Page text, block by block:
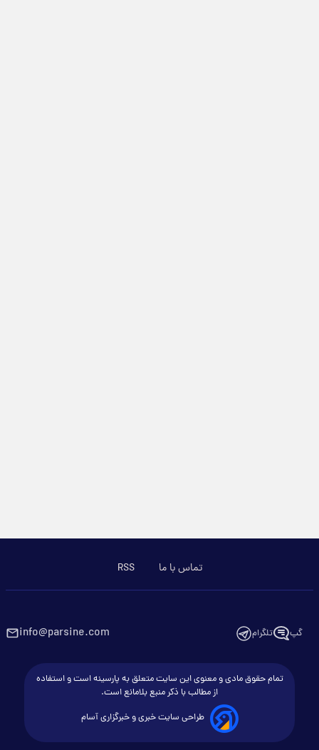
تماس با ما RSS
گپ تلگرام info@parsine.com
تمام حقوق مادی و معنوی این سایت متعلق به پارسینه است و استفاده
از مطالب با ذکر منبع بلامانع است.
طراحی سایت خبری و خبرگزاری آسام